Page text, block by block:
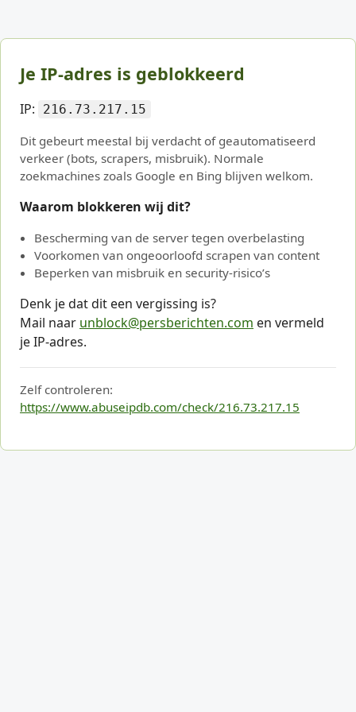
Je IP-adres is geblokkeerd
IP: 216.73.217.15
Dit gebeurt meestal bij verdacht of geautomatiseerd
verkeer (bots, scrapers, misbruik). Normale
zoekmachines zoals Google en Bing blijven welkom.
Waarom blokkeren wij dit?
Bescherming van de server tegen overbelasting
Voorkomen van ongeoorloofd scrapen van content
Beperken van misbruik en security-risico’s
Denk je dat dit een vergissing is?
Mail naar unblock@persberichten.com en vermeld
je IP-adres.
Zelf controleren:
https://www.abuseipdb.com/check/216.73.217.15